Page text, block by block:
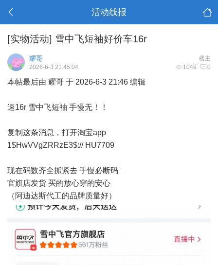
活动线报
[实物活动] 雪中飞短袖好价车16r
楼主
耀哥
1049 0
2026-6-3 21:45:04
本帖最后由 耀哥 于 2026-6-3 21:46 编辑
速16r 雪中飞短袖 手慢无！！
复制这条消息，打开淘宝app
1$HwVVgZRRzE3$:// HU7709
现在码数齐全抓紧去 手慢必断码
官旗店发货 买的放心穿的安心
（阿迪达斯代工的品牌质量好）